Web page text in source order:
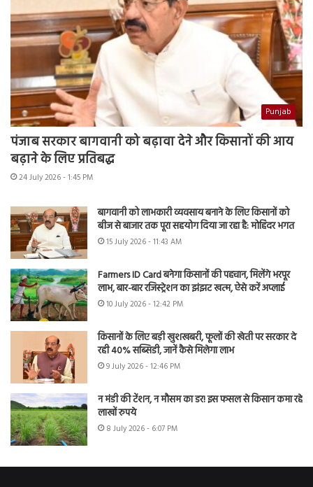
Punjab
पंजाब सरकार बागवानी को बढ़ावा देने और किसानों की आय
बढ़ाने के लिए प्रतिबद्ध
24 July 2026 - 1:45 PM
बागवानी को लाभकारी व्यवसाय बनाने के लिए किसानों को
बीज से बाजार तक पूरा सहयोग दिया जा रहा है: मोहिंदर भगत
15 July 2026 - 11:43 AM
Farmers ID Card बनेगा किसानों की पहचान, मिलेंगे भरपूर
लाभ, बार-बार रजिस्ट्रेशन का झंझट खत्म, ऐसे करें अप्लाई
10 July 2026 - 12:42 PM
किसानों के लिए बड़ी खुशखबरी, फूलों की खेती पर सरकार दे
रही 40% सब्सिडी, जानें कैसे मिलेगा लाभ
9 July 2026 - 12:46 PM
न मंडी की टेंशन, न मौसम का डर! इस फसल से किसान कमा रहे
लाखों रुपये
8 July 2026 - 6:07 PM